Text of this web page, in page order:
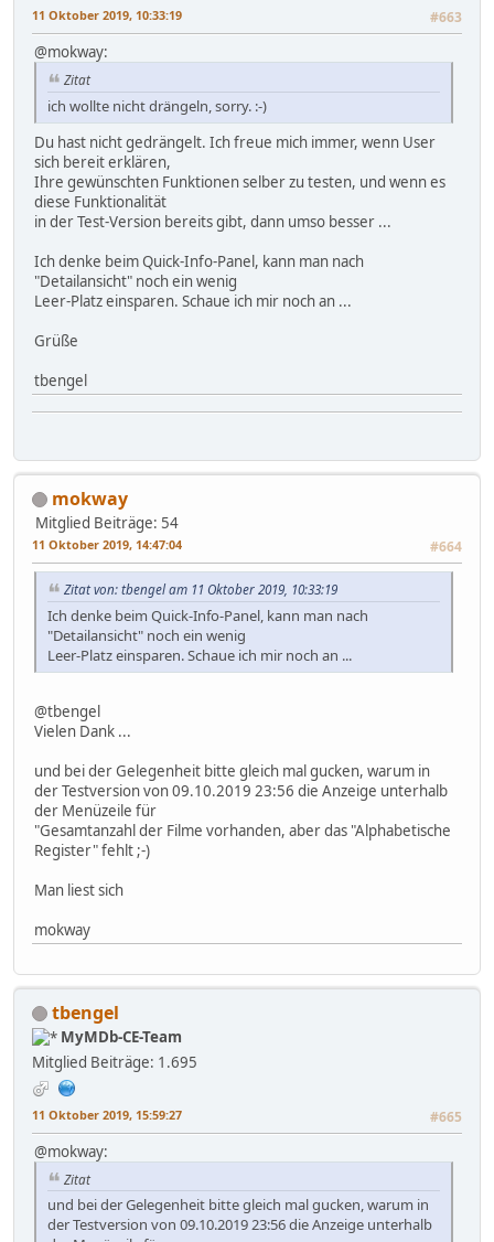
11 Oktober 2019, 10:33:19 #663
@mokway:
Zitat
ich wollte nicht drängeln, sorry. :-)
Du hast nicht gedrängelt. Ich freue mich immer, wenn User
sich bereit erklären,
Ihre gewünschten Funktionen selber zu testen, und wenn es
diese Funktionalität
in der Test-Version bereits gibt, dann umso besser ...
Ich denke beim Quick-Info-Panel, kann man nach
"Detailansicht" noch ein wenig
Leer-Platz einsparen. Schaue ich mir noch an ...
Grüße
tbengel
mokway
Mitglied Beiträge: 54
11 Oktober 2019, 14:47:04 #664
Zitat von: tbengel am 11 Oktober 2019, 10:33:19
Ich denke beim Quick-Info-Panel, kann man nach
"Detailansicht" noch ein wenig
Leer-Platz einsparen. Schaue ich mir noch an ...
@tbengel
Vielen Dank ...
und bei der Gelegenheit bitte gleich mal gucken, warum in
der Testversion von 09.10.2019 23:56 die Anzeige unterhalb
der Menüzeile für
"Gesamtanzahl der Filme vorhanden, aber das "Alphabetische
Register" fehlt ;-)
Man liest sich
mokway
tbengel
MyMDb-CE-Team
Mitglied Beiträge: 1.695
11 Oktober 2019, 15:59:27 #665
@mokway:
Zitat
und bei der Gelegenheit bitte gleich mal gucken, warum in
der Testversion von 09.10.2019 23:56 die Anzeige unterhalb